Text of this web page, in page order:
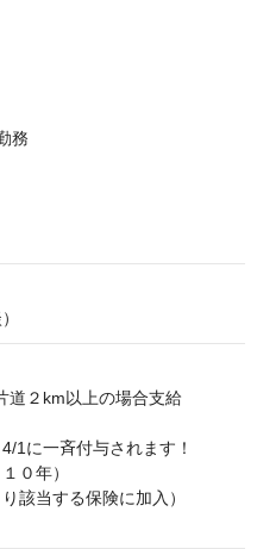
務
道２km以上の場合支給
に一斉付与されます！
０年）
該当する保険に加入）